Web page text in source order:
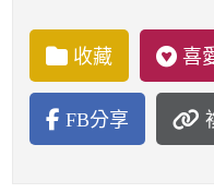
收藏 喜
FB分享